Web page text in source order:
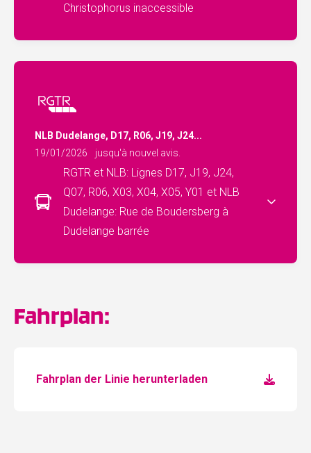
Christophorus inaccessible
NLB Dudelange, D17, R06, J19, J24...
19/01/2026
jusqu'à nouvel avis.
RGTR et NLB: Lignes D17, J19, J24,
Q07, R06, X03, X04, X05, Y01 et NLB
Dudelange: Rue de Boudersberg à
Dudelange barrée
Fahrplan:
Fahrplan der Linie herunterladen